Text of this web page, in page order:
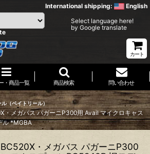
International shipping: English
Select language here!
by Google translate
カート
・商品一覧 商品検索 問い合わせ
（ベイトリール）
・メガバス パガーニP300用 Avail マイクロキャス
ル *MGBA
BC520X・メガバス パガーニP300